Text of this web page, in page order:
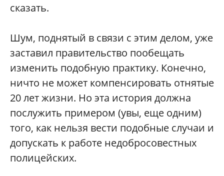
сказать.
Шум, поднятый в связи с этим делом, уже
заставил правительство пообещать
изменить подобную практику. Конечно,
ничто не может компенсировать отнятые
20 лет жизни. Но эта история должна
послужить примером (увы, еще одним)
того, как нельзя вести подобные случаи и
допускать к работе недобросовестных
полицейских.